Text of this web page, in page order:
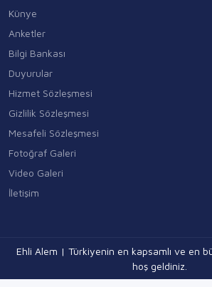
Künye
Anketler
Bilgi Bankası
Duyurular
Hizmet Sözleşmesi
Gizlilik Sözleşmesi
Mesafeli Sözleşmesi
Fotoğraf Galeri
Video Galeri
İletişim
Ehli Alem | Türkiyenin en kapsamlı ve en
hoş geldiniz.